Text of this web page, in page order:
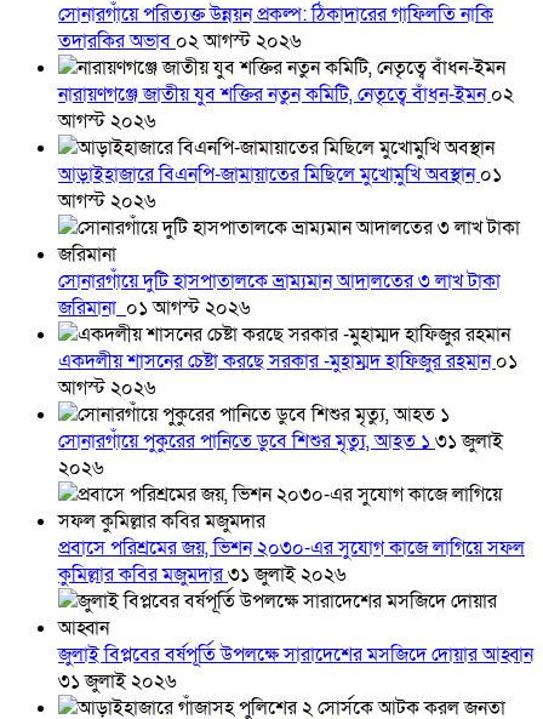
সোনারগাঁয়ে পরিত্যক্ত উন্নয়ন প্রকল্প: ঠিকাদারের গাফিলতি নাকি
তদারকির অভাব ০২ আগস্ট ২০২৬
নারায়ণগঞ্জে জাতীয় যুব শক্তির নতুন কমিটি, নেতৃত্বে বাঁধন-ইমন০২
আগস্ট ২০২৬
আড়াইহাজারে বিএনপি-জামায়াতের মিছিলে মুখোমুখি অবস্থান০১
আগস্ট ২০২৬
সোনারগাঁয়ে দুটি হাসপাতালকে ভ্রাম্যমান আদালতের ৩ লাখ টাকা
জরিমানা ০১ আগস্ট ২০২৬
একদলীয় শাসনের চেষ্টা করছে সরকার -মুহাম্মদ হাফিজুর রহমান০১
আগস্ট ২০২৬
সোনারগাঁয়ে পুকুরের পানিতে ডুবে শিশুর মৃত্যু, আহত ১ ৩১ জুলাই
২০২৬
প্রবাসে পরিশ্রমের জয়, ভিশন ২০৩০-এর সুযোগ কাজে লাগিয়ে সফল
কুমিল্লার কবির মজুমদার৩১ জুলাই ২০২৬
জুলাই বিপ্লবের বর্ষপূর্তি উপলক্ষে সারাদেশের মসজিদে দোয়ার আহ্বান
৩১ জুলাই ২০২৬